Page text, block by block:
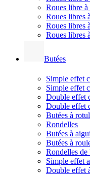
Roues libre
Roues libres
Roues libres
Roues libres
Butées
Simple effet
Simple effet
Double effet
Double effet
Butées à
Rondelles
Butées à
Butées à
Rondelles de
Simple effet
Double effet